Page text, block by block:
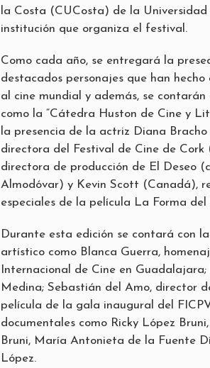
la Costa (CUCosta) de la
institución que organiza el festival.
Como cada año, se entregará la
destacados personajes que han
al cine mundial y además, se
como la “Cátedra Huston de Cine y
la presencia de la actriz Diana
directora del Festival de Cine de
directora de producción de El Deseo
Almodóvar) y Kevin Scott (Canadá),
especiales de la película La Forma del
Durante esta edición se contará con
artístico como Blanca Guerra,
Internacional de Cine en
Medina; Sebastián del Amo, director
película de la gala inaugural del
documentales como Ricky López
Bruni, María Antonieta de la Fuente
López.